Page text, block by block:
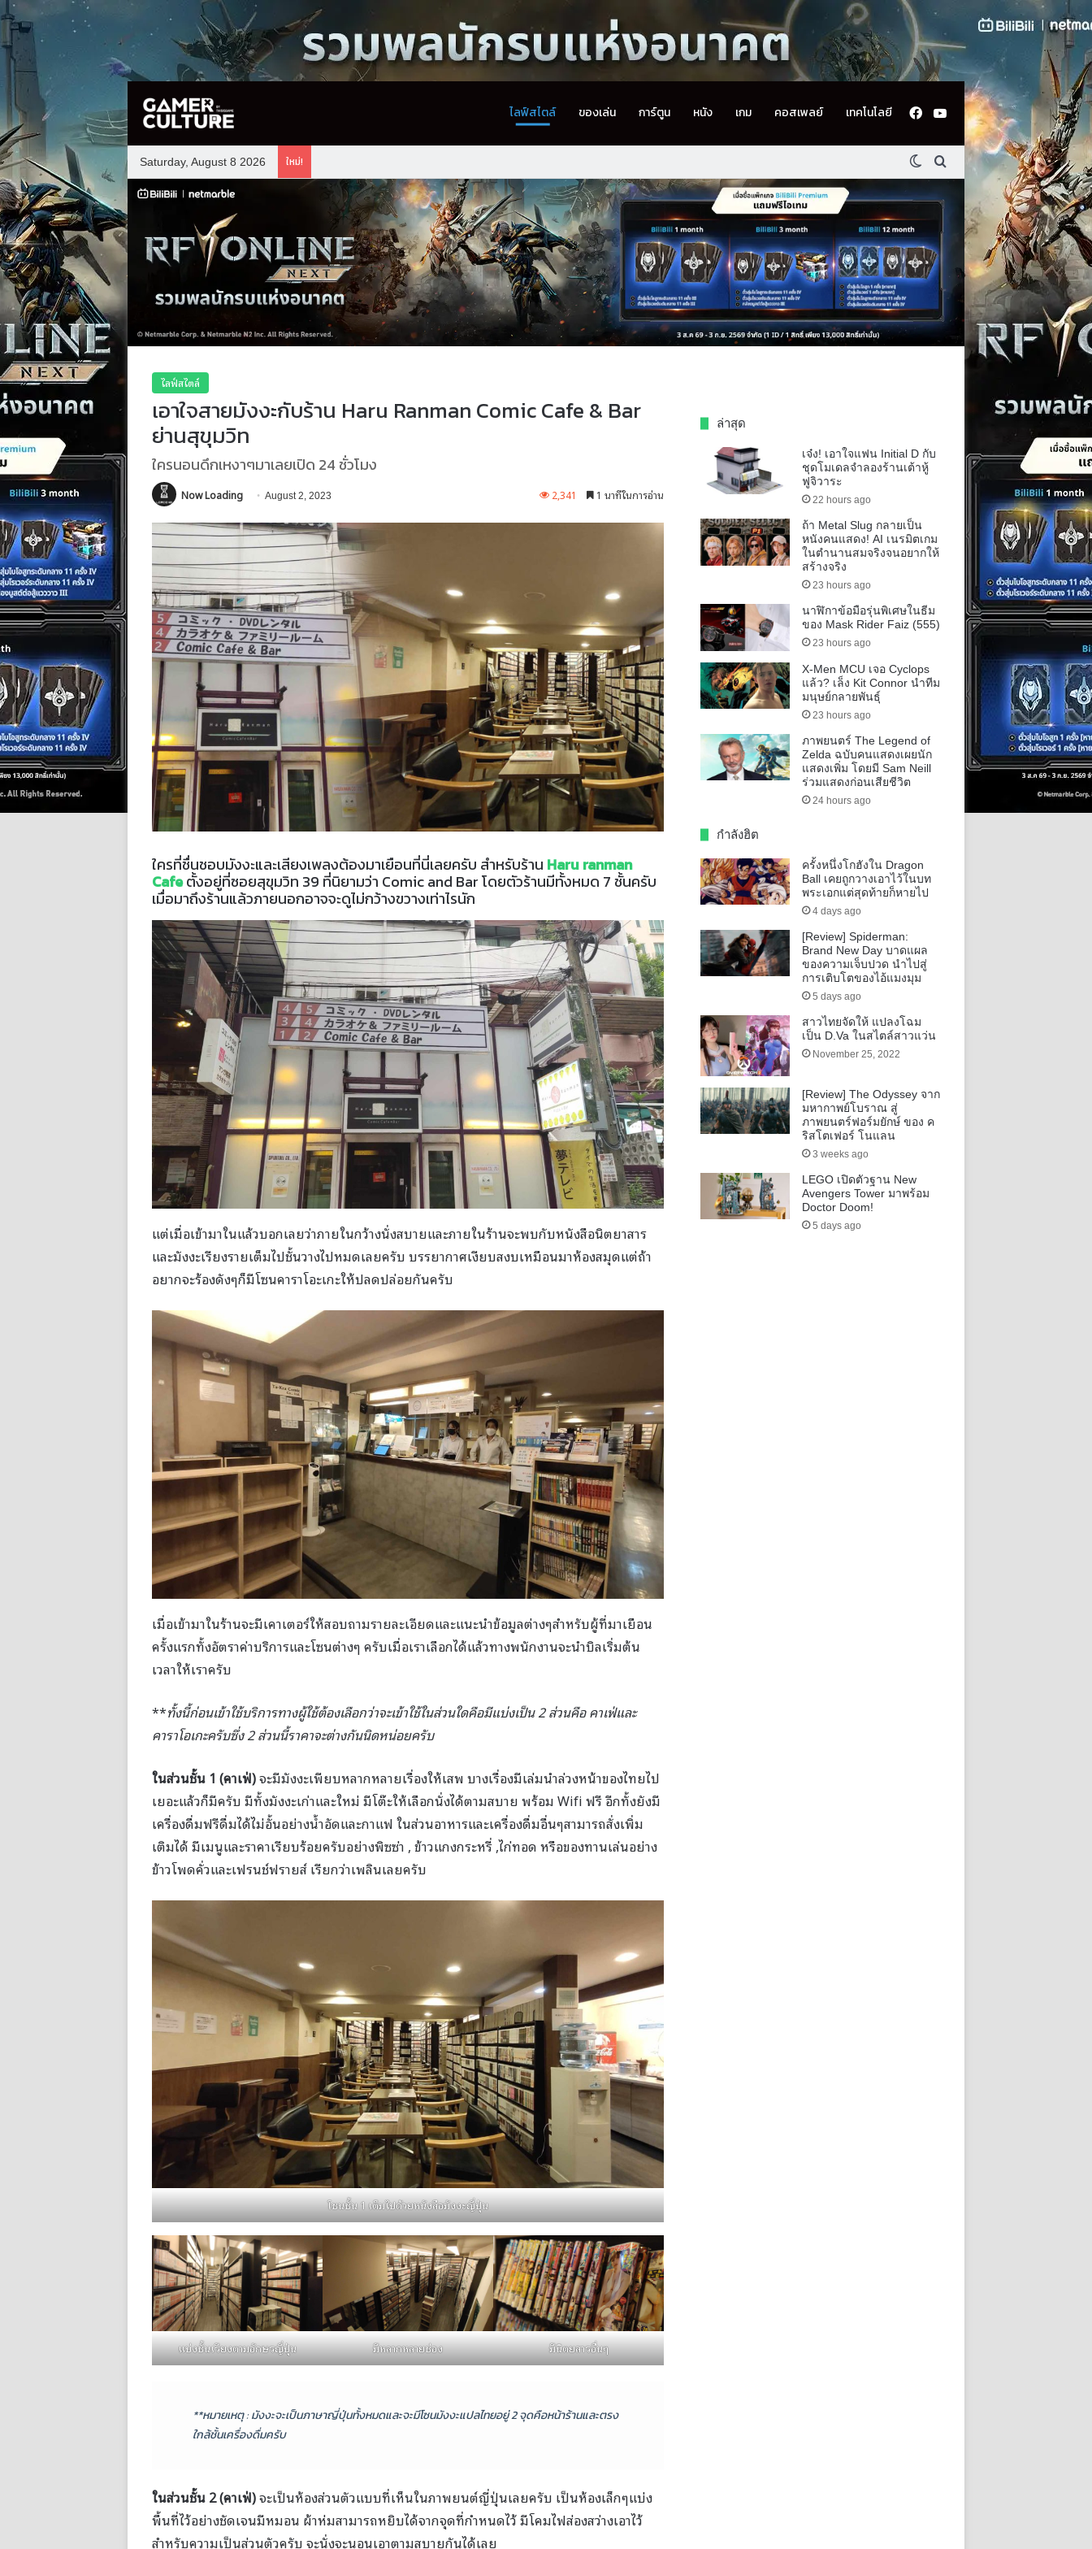
ไลฟ์สไตล์ ของเล่น การ์ตูน หนัง เกม คอสเพลย์ เทคโนโลยี Facebook
YouTube
Saturday, August 8 2026 ใหม่! Switch skin
ค้นหา
ไลฟ์สไตล์
เอาใจสายมังงะกับร้าน Haru Ranman Comic Cafe & Bar
ย่านสุขุมวิท
ใครนอนดึกเหงาๆมาเลยเปิด 24 ชั่วโมง
Now Loading August 2, 2023 2,341 1 นาทีในการอ่าน
ใครที่ชื่นชอบมังงะและเสียงเพลงต้องมาเยือนที่นี่เลยครับ สำหรับร้าน Haru ranman
Cafeตั้งอยู่ที่ซอยสุขุมวิท 39 ที่นิยามว่า Comic and Bar โดยตัวร้านมีทั้งหมด 7 ชั้นครับ
เมื่อมาถึงร้านแล้วภายนอกอาจจะดูไม่กว้างขวางเท่าไรนัก
แต่เมื่อเข้ามาในแล้วบอกเลยว่าภายในกว้างนั่งสบายและภายในร้านจะพบกับหนังสือนิตยาสาร
และมังงะเรียงรายเต็มไปชั้นวางไปหมดเลยครับ บรรยากาศเงียบสงบเหมือนมาห้องสมุดแต่ถ้า
อยากจะร้องดังๆก็มีโซนคาราโอะเกะให้ปลดปล่อยกันครับ
เมื่อเข้ามาในร้านจะมีเคาเตอร์ให้สอบถามรายละเอียดและแนะนำข้อมูลต่างๆสำหรับผู้ที่มาเยือน
ครั้งแรกทั้งอัตราค่าบริการและโซนต่างๆ ครับเมื่อเราเลือกได้แล้วทางพนักงานจะนำบิลเริ่มต้น
เวลาให้เราครับ
**ทั้งนี้ก่อนเข้าใช้บริการทางผู้ใช้ต้องเลือกว่าจะเข้าใช้ในส่วนใดคือมีแบ่งเป็น 2 ส่วนคือ คาเฟ่และ
คาราโอเกะครับซึ่ง 2 ส่วนนี้ราคาจะต่างกันนิดหน่อยครับ
ในส่วนชั้น 1 (คาเฟ่)จะมีมังงะเพียบหลากหลายเรื่องให้เสพ บางเรื่องมีเล่มนำล่วงหน้าของไทยไป
เยอะแล้วก็มีครับ มีทั้งมังงะเก่าและใหม่ มีโต๊ะให้เลือกนั่งได้ตามสบาย พร้อม Wifi ฟรี อีกทั้งยังมี
เครื่องดื่มฟรีดื่มได้ไม่อั้นอย่างน้ำอัดและกาแฟ ในส่วนอาหารและเครื่องดื่มอื่นๆสามารถสั่งเพิ่ม
เติมได้ มีเมนูและราคาเรียบร้อยครับอย่างพิซซ่า , ข้าวแกงกระหรี่ ,ไก่ทอด หรือของทานเล่นอย่าง
ข้าวโพดคั่วและเฟรนช์ฟรายส์ เรียกว่าเพลินเลยครับ
โซนชั้น 1 เต็มไปด้วยหนังสือมังงะญี่ปุ่น
แบ่งชั้นเรียงตามอักษรญี่ปุ่น มีหลากหลายช่อง มีนิตยสารอื่นๆ
**หมายเหตุ : มังงะจะเป็นภาษาญี่ปุ่นทั้งหมดและจะมีโซนมังงะแปลไทยอยู่ 2 จุดคือหน้าร้านและตรง
ใกล้ชั้นเครื่องดื่มครับ
ในส่วนชั้น 2 (คาเฟ่)จะเป็นห้องส่วนตัวแบบที่เห็นในภาพยนต์ญี่ปุ่นเลยครับ เป็นห้องเล็กๆแบ่ง
พื้นที่ไว้อย่างชัดเจนมีหมอน ผ้าห่มสามารถหยิบได้จากจุดที่กำหนดไว้ มีโคมไฟส่องสว่างเอาไว้
สำหรับความเป็นส่วนตัวครับ จะนั่งจะนอนเอาตามสบายกันได้เลย
ล่าสุด
เจ๋ง! เอาใจแฟน Initial D กับ
ชุดโมเดลจำลองร้านเต้าหู้
ฟูจิวาระ
22 hours ago
ถ้า Metal Slug กลายเป็น
หนังคนแสดง! AI เนรมิตเกม
ในตำนานสมจริงจนอยากให้
สร้างจริง
23 hours ago
นาฬิกาข้อมือรุ่นพิเศษในธีม
ของ Mask Rider Faiz (555)
23 hours ago
X-Men MCU เจอ Cyclops
แล้ว? เล็ง Kit Connor นำทีม
มนุษย์กลายพันธุ์
23 hours ago
ภาพยนตร์ The Legend of
Zelda ฉบับคนแสดงเผยนัก
แสดงเพิ่ม โดยมี Sam Neill
ร่วมแสดงก่อนเสียชีวิต
24 hours ago
กำลังฮิต
ครั้งหนึ่งโกฮังใน Dragon
Ball เคยถูกวางเอาไว้ในบท
พระเอกแต่สุดท้ายก็หายไป
4 days ago
[Review] Spiderman:
Brand New Day บาดแผล
ของความเจ็บปวด นำไปสู่
การเติบโตของไอ้แมงมุม
5 days ago
สาวไทยจัดให้ แปลงโฉม
เป็น D.Va ในสไตล์สาวแว่น
November 25, 2022
[Review] The Odyssey จาก
มหากาพย์โบราณ สู่
ภาพยนตร์ฟอร์มยักษ์ ของ ค
ริสโตเฟอร์ โนแลน
3 weeks ago
LEGO เปิดตัวฐาน New
Avengers Tower มาพร้อม
Doctor Doom!
5 days ago